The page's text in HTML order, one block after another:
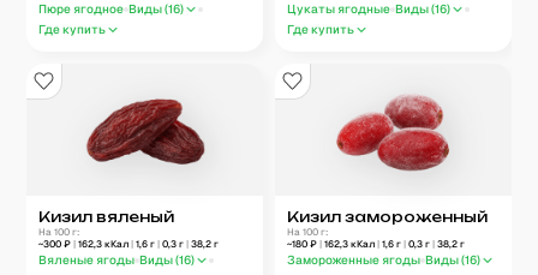
Пюре ягодное Виды (16)
Где купить
Цукаты ягодные Виды (16)
Где купить
Кизил вяленый
На 100 г:
~300 ₽| 162,3 кКал| 1,6 г| 0,3 г| 38,2 г
Вяленые ягоды Виды (16)
Кизил замороженный
На 100 г:
~180 ₽ | 162,3 кКал | 1,6 г | 0,3 г | 38,2 г
Замороженные ягоды Виды (16)